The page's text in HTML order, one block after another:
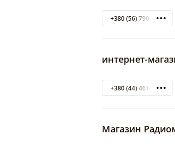
+380 (56) 790-72-73
интернет-
+380 (44) 461-88-88
Магазин